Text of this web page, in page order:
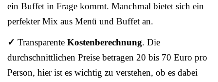
ein Buffet in Frage kommt. Manchmal bietet sich ein
perfekter Mix aus Menü und Buffet an.
✓ Transparente Kostenberechnung. Die
durchschnittlichen Preise betragen 20 bis 70 Euro pro
Person, hier ist es wichtig zu verstehen, ob es dabei